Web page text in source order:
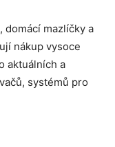
mazlíčky a
nákup vysoce
aktuálních a
systémů pro